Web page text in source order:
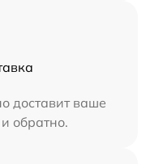
доставит ваше
обратно.